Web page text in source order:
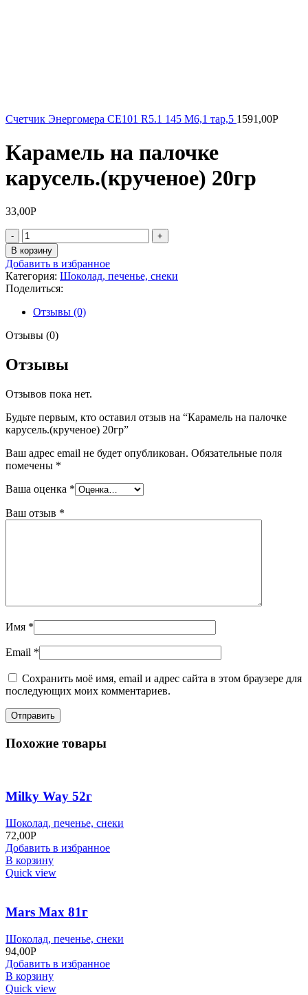
Счетчик Энергомера СЕ101 R5.1 145 М6,1 тар,5 1591,00Р
Карамель на палочке
карусель.(крученое) 20гр
33,00Р
Количество
товара
Карамель
на
палочке
карусель.
(крученое)
20гр
В корзину
Добавить в избранное
Категория: Шоколад, печенье, снеки
Поделиться:
Отзывы (0)
Отзывы (0)
Отзывы
Отзывов пока нет.
Будьте первым, кто оставил отзыв на “Карамель на палочке
карусель.(крученое) 20гр”
Ваш адрес email не будет опубликован. Обязательные поля
помечены *
Ваша оценка *
Ваш отзыв *
Имя *
Email *
Сохранить моё имя, email и адрес сайта в этом браузере для
последующих моих комментариев.
Похожие товары
Milky Way 52г
Шоколад, печенье, снеки
72,00Р
Добавить в избранное
В корзину
Quick view
Mars Мах 81г
Шоколад, печенье, снеки
94,00Р
Добавить в избранное
В корзину
Quick view